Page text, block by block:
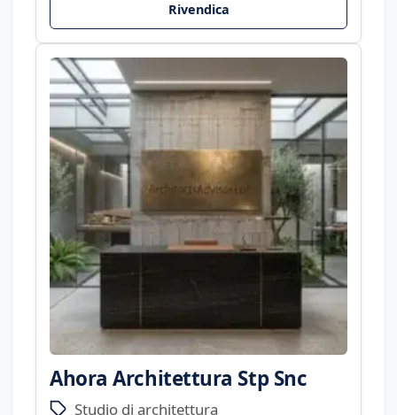
Rivendica
Ahora Architettura Stp Snc
Studio di architettura